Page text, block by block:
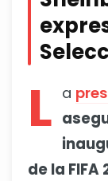
L a
de la FIFA